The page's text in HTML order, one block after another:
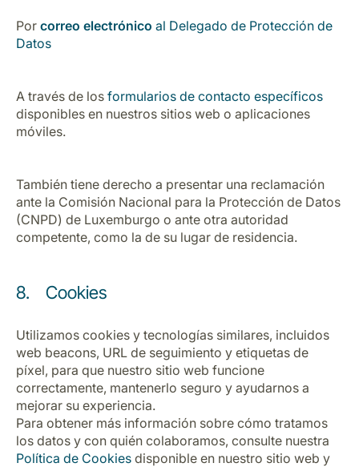
Por correo electrónico al Delegado de Protección de
Datos
A través de los formularios de contacto específicos
disponibles en nuestros sitios web o aplicaciones
móviles.
También tiene derecho a presentar una reclamación
ante la Comisión Nacional para la Protección de Datos
(CNPD) de Luxemburgo o ante otra autoridad
competente, como la de su lugar de residencia.
8. Cookies
Utilizamos cookies y tecnologías similares, incluidos
web beacons, URL de seguimiento y etiquetas de
píxel, para que nuestro sitio web funcione
correctamente, mantenerlo seguro y ayudarnos a
mejorar su experiencia.
Para obtener más información sobre cómo tratamos
los datos y con quién colaboramos, consulte nuestra
Política de Cookies disponible en nuestro sitio web y